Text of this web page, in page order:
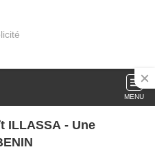
MENU
ILLASSA - Une